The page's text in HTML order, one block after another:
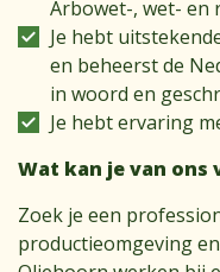
Arbowet-, wet- en
Je hebt
en beheerst de
in woord en
Je hebt ervaring
Wat kan je van ons
Zoek je een
productieomgeving